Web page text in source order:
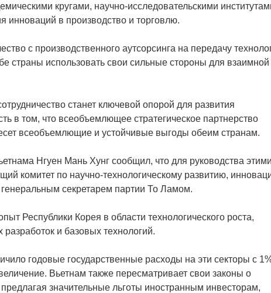
кругами, научно-исследовательскими
инноваций в производство и торговлю.
с производственного аутсорсинга на передачу
страны использовать свои сильные стороны для взаимной
станет ключевой опорой для развития
в том, что всеобъемлющее стратегическое партнерство
всеобъемлющие и устойчивые выгоды обеим странам.
Нгуен Мань Хунг сообщил, что для руководства
комитет по научно-технологическому развитию,
секретарем партии То Ламом.
Республики Корея в области технологического роста,
и базовых технологий.
годовые государственные расходы на эти секторы с
Вьетнам также пересматривает свои законы о
значительные льготы иностранным инвесторам,